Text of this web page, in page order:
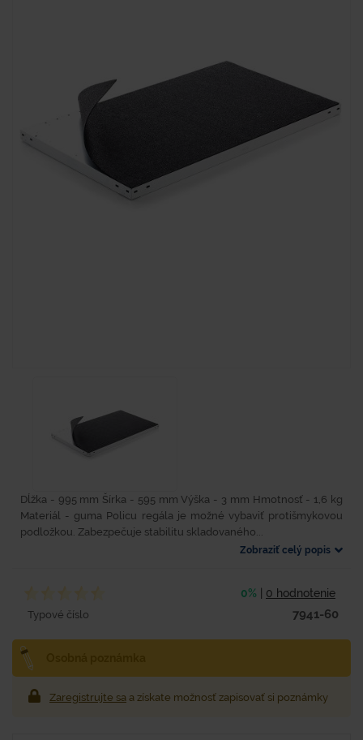
Dĺžka - 995 mm Šírka - 595 mm Výška - 3 mm Hmotnosť - 1,6 kg
Materiál - guma Policu regála je možné vybaviť protišmykovou
podložkou. Zabezpečuje stabilitu skladovaného...
Zobraziť celý popis
0% 0 hodnotenie
Typové číslo 7941-60
Zaregistrujte sa a získate možnosť zapisovať si poznámky